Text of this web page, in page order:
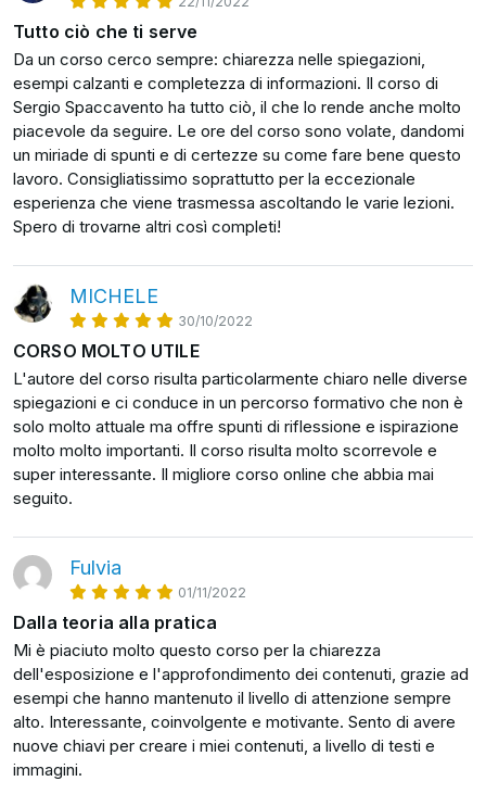
Tutto ciò che ti serve
Da un corso cerco sempre: chiarezza nelle spiegazioni,
esempi calzanti e completezza di informazioni. Il corso di
Sergio Spaccavento ha tutto ciò, il che lo rende anche molto
piacevole da seguire. Le ore del corso sono volate, dandomi
un miriade di spunti e di certezze su come fare bene questo
lavoro. Consigliatissimo soprattutto per la eccezionale
esperienza che viene trasmessa ascoltando le varie lezioni.
Spero di trovarne altri così completi!
MICHELE
30/10/2022
CORSO MOLTO UTILE
L'autore del corso risulta particolarmente chiaro nelle diverse
spiegazioni e ci conduce in un percorso formativo che non è
solo molto attuale ma offre spunti di riflessione e ispirazione
molto molto importanti. Il corso risulta molto scorrevole e
super interessante. Il migliore corso online che abbia mai
seguito.
Fulvia
01/11/2022
Dalla teoria alla pratica
Mi è piaciuto molto questo corso per la chiarezza
dell'esposizione e l'approfondimento dei contenuti, grazie ad
esempi che hanno mantenuto il livello di attenzione sempre
alto. Interessante, coinvolgente e motivante. Sento di avere
nuove chiavi per creare i miei contenuti, a livello di testi e
immagini.